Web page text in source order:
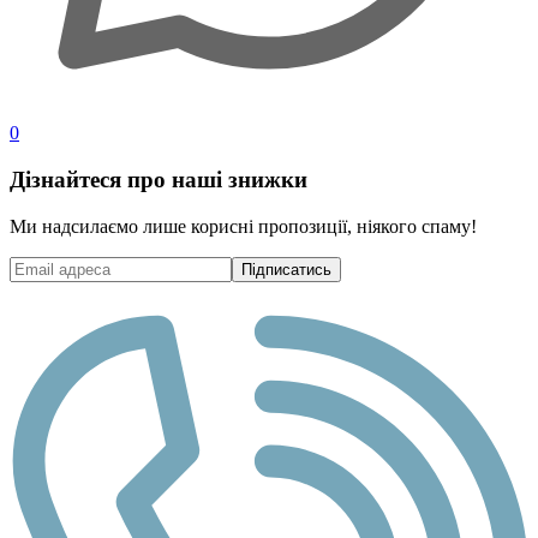
0
Дізнайтеся про наші знижки
Ми надсилаємо лише корисні пропозиції, ніякого спаму!
Підписатись